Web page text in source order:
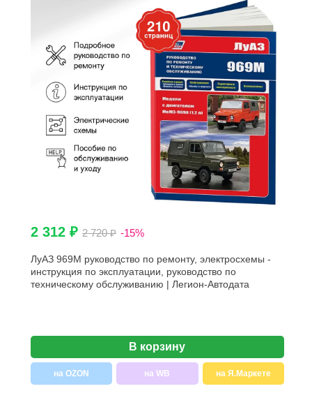
2 312 ₽ 2 720 ₽ -15%
ЛуАЗ 969М руководство по ремонту, электросхемы -
инструкция по эксплуатации, руководство по
техническому обслуживанию | Легион-Автодата
В корзину
на OZON на WB на Я.Маркете